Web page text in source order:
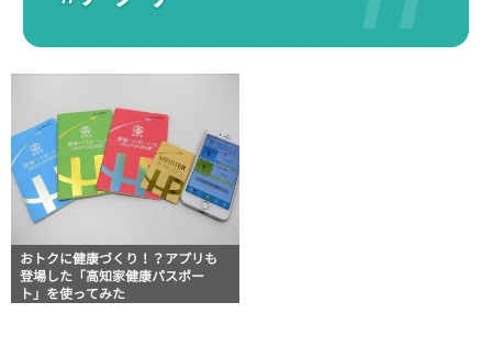
おトクに健康づくり！？アプリも
登場した「高知家健康パスポー
ト」を使ってみた